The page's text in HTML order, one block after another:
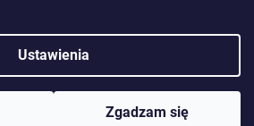
Ustawienia
Zgadzam się
. Wszystkie prawa